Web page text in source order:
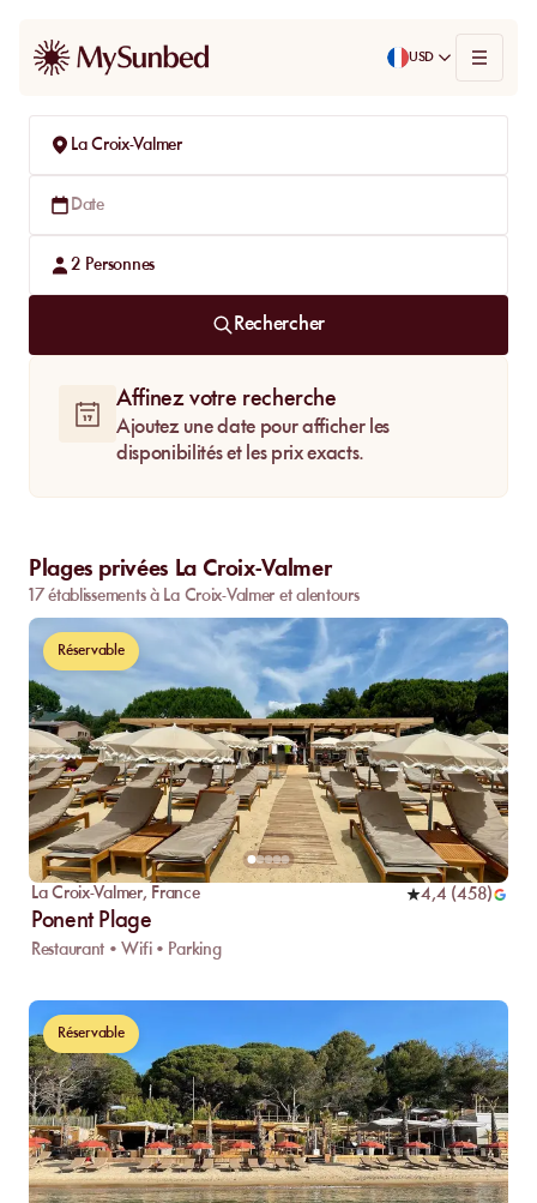
USD
La Croix-Valmer
Date
2 Personnes
Rechercher
Affinez votre recherche
Ajoutez une date pour afficher les
disponibilités et les prix exacts.
Plages privées La Croix-Valmer
17 établissements à La Croix-Valmer et alentours
Réservable
La Croix-Valmer, France 4,4 (458)
Ponent Plage
Restaurant • Wifi • Parking
Réservable